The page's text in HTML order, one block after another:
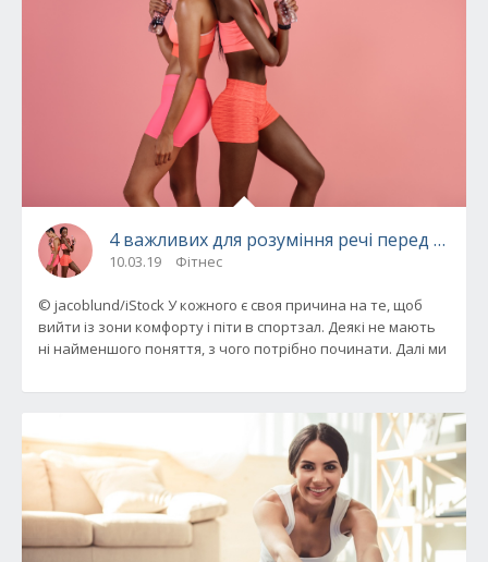
4 важливих для розуміння речі перед
10.03.19 Фітнес
© jacoblund/iStock У кожного є своя причина на те, щоб
вийти із зони комфорту і піти в спортзал. Деякі не мають
ні найменшого поняття, з чого потрібно починати. Далі ми